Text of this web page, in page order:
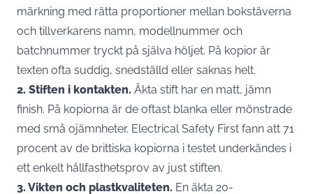
märkning med rätta proportioner mellan bokstäverna
och tillverkarens namn, modellnummer och
batchnummer tryckt på själva höljet. På kopior är
texten ofta suddig, snedställd eller saknas helt.
2. Stiften i kontakten. Äkta stift har en matt, jämn
finish. På kopiorna är de oftast blanka eller mönstrade
med små ojämnheter. Electrical Safety First fann att 71
procent av de brittiska kopiorna i testet underkändes i
ett enkelt hållfasthetsprov av just stiften.
3. Vikten och plastkvaliteten. En äkta 20-